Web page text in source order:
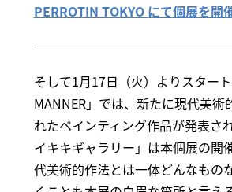
PERROTIN TOKYO にて個展を開
そして1月17日（火）よりスター
MANNER」では、新たに現代美術
れたペインティング作品が発表さ
イキキギャラリー」は本個展の開
代美術的作法とは一体どんなもの